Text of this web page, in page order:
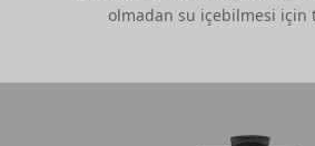
olmadan su içebilmesi için